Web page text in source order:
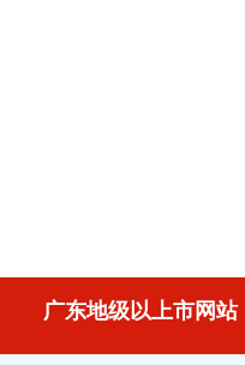
广东地级以上市网站